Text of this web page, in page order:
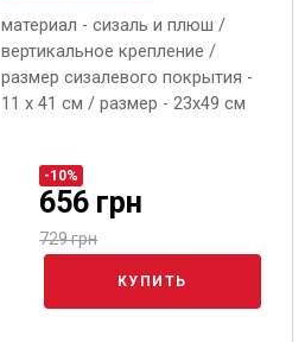
материал - сизаль и плюш /
вертикальное крепление /
размер сизалевого покрытия -
11 x 41 см / размер - 23х49 см
-10%
656 грн
729 грн
КУПИТЬ